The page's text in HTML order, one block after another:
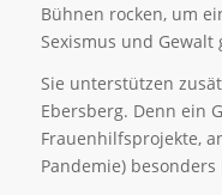
Bühnen rocken, um
Sexismus und Gewalt
Sie unterstützen
Ebersberg. Denn ein
Frauenhilfsprojekte,
Pandemie)